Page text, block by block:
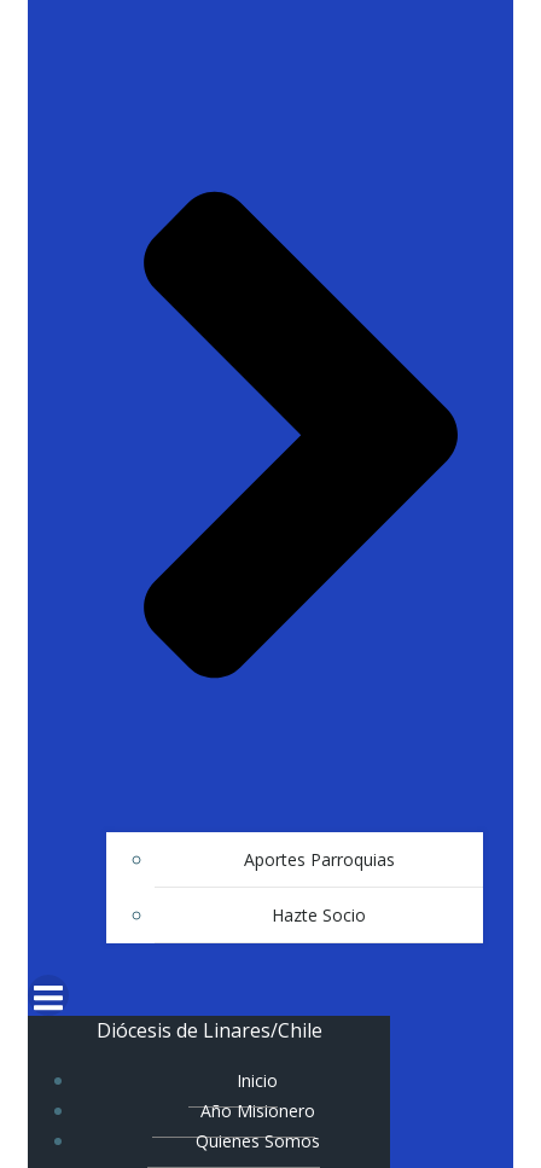
Aportes Parroquias
Hazte Socio
Diócesis de Linares/Chile
Inicio
Año Misionero
Quienes Somos